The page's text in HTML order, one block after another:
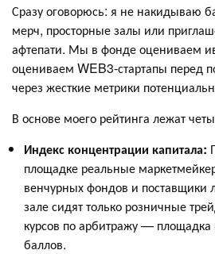
Сразу оговорюсь: я не накидываю
мерч, просторные залы или
афтепати. Мы в фонде оцениваем
оцениваем WEB3-стартапы перед
через жесткие метрики
В основе моего рейтинга лежат
Индекс концентрации капитала:
площадке реальные
венчурных фондов и поставщики
зале сидят только розничные
курсов по арбитражу —
баллов.